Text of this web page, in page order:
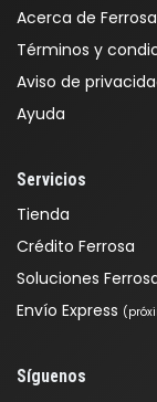
Acerca de Ferrosa
Términos y
Aviso de
Ayuda
Servicios
Tienda
Crédito Ferrosa
Soluciones
Envío Express
Síguenos